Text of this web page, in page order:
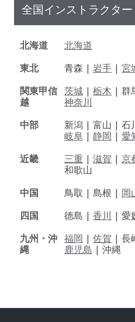
全国インストラクター
北海道
北海道
東北
青森 | 岩手 | 宮
関東甲信
越
茨城 | 栃木 | 群
神奈川
中部
新潟 | 富山 | 石
岐阜 | 静岡 | 愛
近畿
三重 | 滋賀 | 京
和歌山
中国
鳥取 | 島根 | 岡
四国
徳島 | 香川 | 愛
九州・沖
縄
福岡 | 佐賀 | 長
鹿児島 | 沖縄